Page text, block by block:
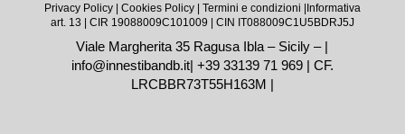
Privacy Policy| Cookies Policy| Termini e condizioni |Informativa
art. 13 | CIR 19088009C101009 | CIN IT088009C1U5BDRJ5J
Viale Margherita 35 Ragusa Ibla – Sicily – |
info@innestibandb.it| +39 33139 71 969| CF.
LRCBBR73T55H163M |